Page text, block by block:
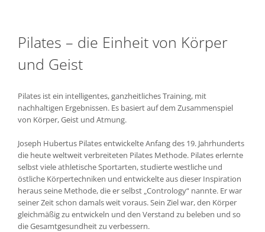
Pilates – die Einheit von Körper
und Geist
Pilates ist ein intelligentes, ganzheitliches Training, mit
nachhaltigen Ergebnissen. Es basiert auf dem Zusammenspiel
von Körper, Geist und Atmung.
Joseph Hubertus Pilates entwickelte Anfang des 19. Jahrhunderts
die heute weltweit verbreiteten Pilates Methode. Pilates erlernte
selbst viele athletische Sportarten, studierte westliche und
östliche Körpertechniken und entwickelte aus dieser Inspiration
heraus seine Methode, die er selbst „Contrology“ nannte. Er war
seiner Zeit schon damals weit voraus. Sein Ziel war, den Körper
gleichmäßig zu entwickeln und den Verstand zu beleben und so
die Gesamtgesundheit zu verbessern.